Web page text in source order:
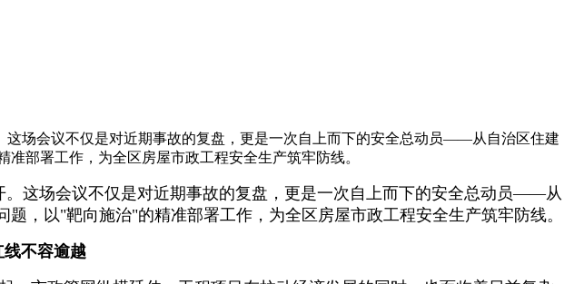
这场会议不仅是对近期事故的复盘，更是一次自上而下的安全总动员——从自治区住建
部署工作，为全区房屋市政工程安全生产筑牢防线。
。这场会议不仅是对近期事故的复盘，更是一次自上而下的安全总动员——从
，以"靶向施治"的精准部署工作，为全区房屋市政工程安全生产筑牢防线。
不容逾越